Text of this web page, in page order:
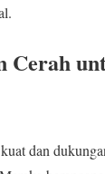
Cerah
dan